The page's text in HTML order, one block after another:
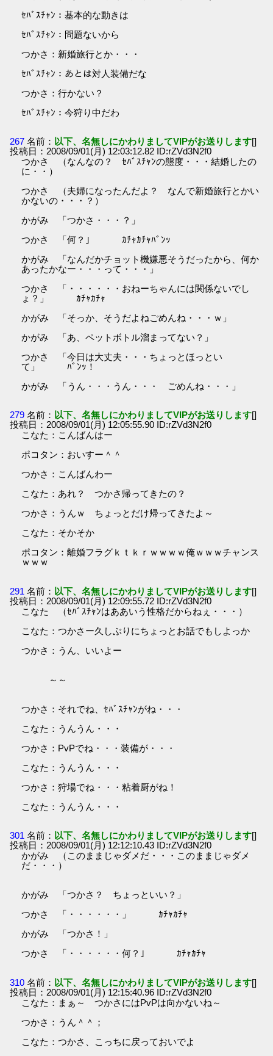
ｾﾊﾞｽﾁｬﾝ：基本的な動きは
ｾﾊﾞｽﾁｬﾝ：問題ないから
つかさ：新婚旅行とか・・・
ｾﾊﾞｽﾁｬﾝ：あとは対人装備だな
つかさ：行かない？
ｾﾊﾞｽﾁｬﾝ：今狩り中だわ
267 名前： 以下、名無しにかわりましてVIPがお送りします[]
投稿日：2008/09/01(月) 12:03:12.82 ID:rZVd3N2f0
つかさ （なんなの？ ｾﾊﾞｽﾁｬﾝの態度・・・結婚したの
に・・）
つかさ （夫婦になったんだよ？ なんで新婚旅行とかい
かないの・・・？）
かがみ 「つかさ・・・？」
つかさ 「何？」 ｶﾁｬｶﾁｬﾊﾞﾝｯ
かがみ 「なんだかチョット機嫌悪そうだったから、何か
あったかなー・・・って・・・」
つかさ 「・・・・・・おねーちゃんには関係ないでし
ょ？」 ｶﾁｬｶﾁｬ
かがみ 「そっか、そうだよねごめんね・・・ｗ」
かがみ 「あ、ペットボトル溜まってない？」
つかさ 「今日は大丈夫・・・ちょっとほっとい
て」 ﾊﾞﾝｯ！
かがみ 「うん・・・うん・・・ ごめんね・・・」
279 名前： 以下、名無しにかわりましてVIPがお送りします[]
投稿日：2008/09/01(月) 12:05:55.90 ID:rZVd3N2f0
こなた：こんばんはー
ポコタン：おいすー＾＾
つかさ：こんばんわー
こなた：あれ？ つかさ帰ってきたの？
つかさ：うんｗ ちょっとだけ帰ってきたよ～
こなた：そかそか
ポコタン：離婚フラグｋｔｋｒｗｗｗｗ俺ｗｗｗチャンス
ｗｗｗ
291 名前： 以下、名無しにかわりましてVIPがお送りします[]
投稿日：2008/09/01(月) 12:09:55.72 ID:rZVd3N2f0
こなた （ｾﾊﾞｽﾁｬﾝはああいう性格だからねぇ・・・）
こなた：つかさー久しぶりにちょっとお話でもしよっか
つかさ：うん、いいよー
～～
つかさ：それでね、ｾﾊﾞｽﾁｬﾝがね・・・
こなた：うんうん・・・
つかさ：PvPでね・・・装備が・・・
こなた：うんうん・・・
つかさ：狩場でね・・・粘着厨がね！
こなた：うんうん・・・
301 名前： 以下、名無しにかわりましてVIPがお送りします[]
投稿日：2008/09/01(月) 12:12:10.43 ID:rZVd3N2f0
かがみ （このままじゃダメだ・・・このままじゃダメ
だ・・・）
かがみ 「つかさ？ ちょっといい？」
つかさ 「・・・・・・」 ｶﾁｬｶﾁｬ
かがみ 「つかさ！」
つかさ 「・・・・・・何？」 ｶﾁｬｶﾁｬ
310 名前： 以下、名無しにかわりましてVIPがお送りします[]
投稿日：2008/09/01(月) 12:15:40.96 ID:rZVd3N2f0
こなた：まぁ～ つかさにはPvPは向かないね～
つかさ：うん＾＾；
こなた：つかさ、こっちに戻っておいでよ